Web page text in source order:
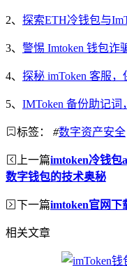
2、 探索ETH冷钱包与
3、 警惕 Imtoken 钱包诈
4、 探秘 imToken 客服
5、 IMToken 备份助记
标签： #数字资产安全
上一篇imtoken冷钱包
数字钱包的技术奥秘
下一篇imtoken官网下
相关文章